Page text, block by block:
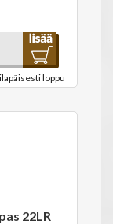
loppu
22LR